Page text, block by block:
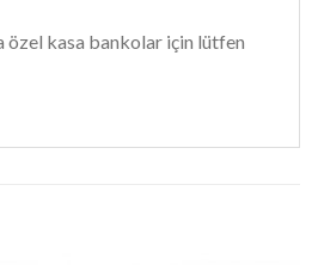
özel kasa bankolar için lütfen